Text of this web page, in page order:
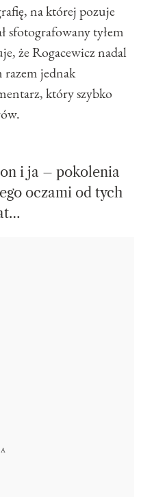
na której pozuje
sfotografowany tyłem
że Rogacewicz nadal
jednak
który szybko
i ja – pokolenia
oczami od tych